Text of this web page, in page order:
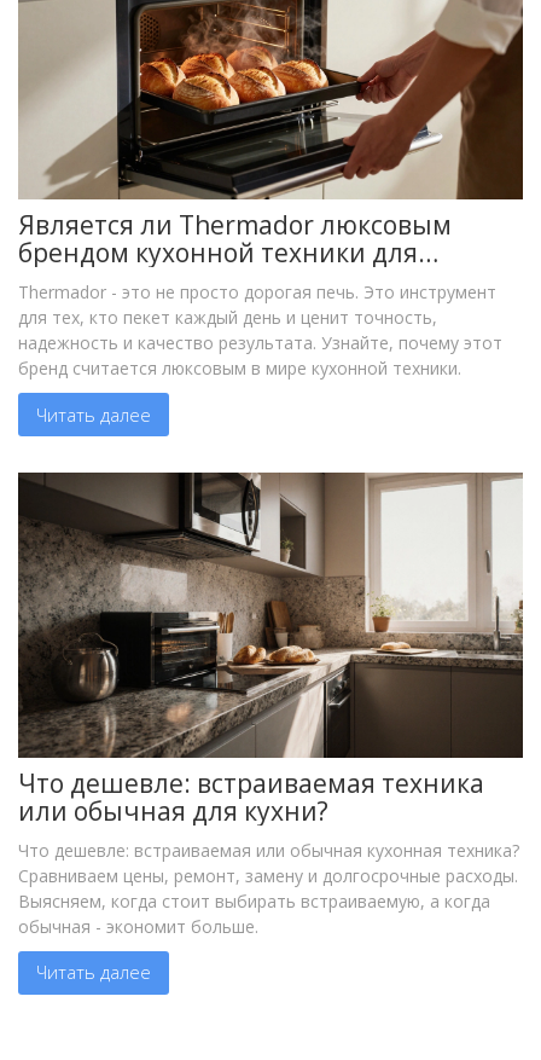
Является ли Thermador люксовым
брендом кухонной техники для
выпечки?
Thermador - это не просто дорогая печь. Это инструмент
для тех, кто пекет каждый день и ценит точность,
надежность и качество результата. Узнайте, почему этот
бренд считается люксовым в мире кухонной техники.
Читать далее
Что дешевле: встраиваемая техника
или обычная для кухни?
Что дешевле: встраиваемая или обычная кухонная техника?
Сравниваем цены, ремонт, замену и долгосрочные расходы.
Выясняем, когда стоит выбирать встраиваемую, а когда
обычная - экономит больше.
Читать далее